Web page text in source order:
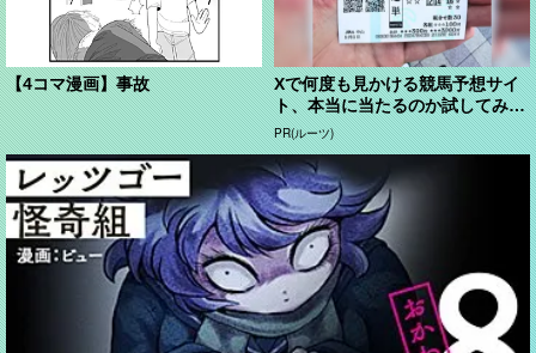
【4コマ漫画】事故
Xで何度も見かける競馬予想サイ
ト、本当に当たるのか試してみ
た。
PR(ルーツ)